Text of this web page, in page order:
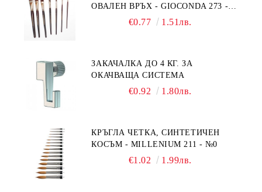
ОВАЛЕН ВРЪХ - GIOCONDA 273 -
€0.77 1.51лв.
ЗАКАЧАЛКА ДО 4 КГ. ЗА
ОКАЧВАЩА СИСТЕМА
€0.92 1.80лв.
КРЪГЛА ЧЕТКА, СИНТЕТИЧЕН
КОСЪМ - MILLENIUM 211 - №0
€1.02 1.99лв.